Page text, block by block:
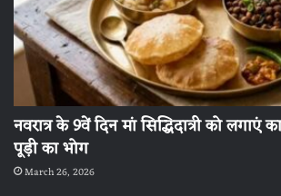
नवरात्र के 9वें दिन मां सिद्धिदात्री को
पूड़ी का भोग
March 26, 2026